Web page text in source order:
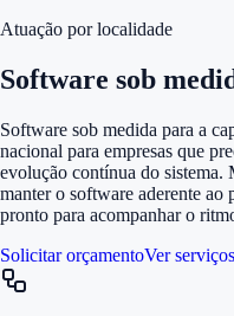
Atuação por localidade
Software sob
Software sob medida para a
nacional para empresas que
evolução contínua do sistema.
manter o software aderente ao
pronto para acompanhar o
Solicitar orçamentoVer serviços